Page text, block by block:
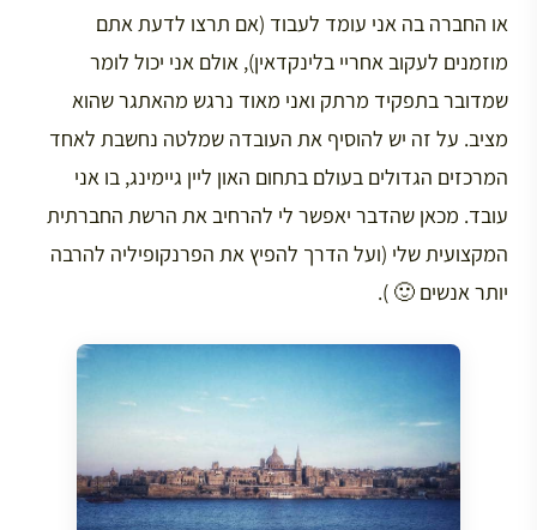
או החברה בה אני עומד לעבוד (אם תרצו לדעת אתם
מוזמנים לעקוב אחריי בלינקדאין), אולם אני יכול לומר
שמדובר בתפקיד מרתק ואני מאוד נרגש מהאתגר שהוא
מציב. על זה יש להוסיף את העובדה שמלטה נחשבת לאחד
המרכזים הגדולים בעולם בתחום האון ליין גיימינג, בו אני
עובד. מכאן שהדבר יאפשר לי להרחיב את הרשת החברתית
המקצועית שלי (ועל הדרך להפיץ את הפרנקופיליה להרבה
יותר אנשים 🙂 ).